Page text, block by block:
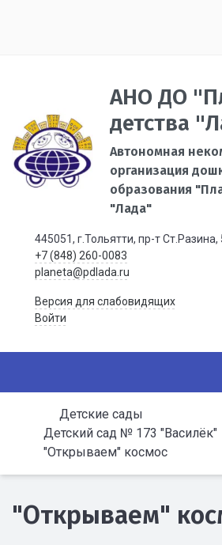
АНО ДО
детства
Автономная
организация
образования
"Лада"
445051, г.Тольятти, пр-т Ст.Разина,
+7 (848) 260-0083
planeta@pdlada.ru
Версия для слабовидящих
Войти
Детские сады
Детский сад № 173 "Василёк"
"Открываем" космос
"Открываем"